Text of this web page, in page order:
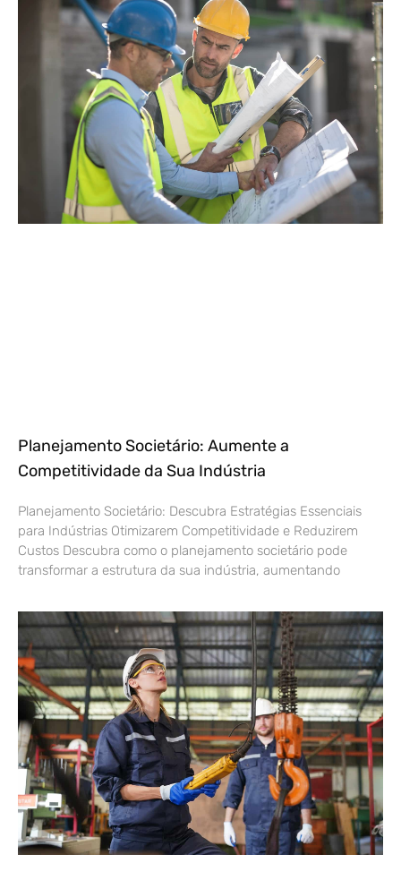
Planejamento Societário: Aumente a
Competitividade da Sua Indústria
Planejamento Societário: Descubra Estratégias Essenciais
para Indústrias Otimizarem Competitividade e Reduzirem
Custos Descubra como o planejamento societário pode
transformar a estrutura da sua indústria, aumentando